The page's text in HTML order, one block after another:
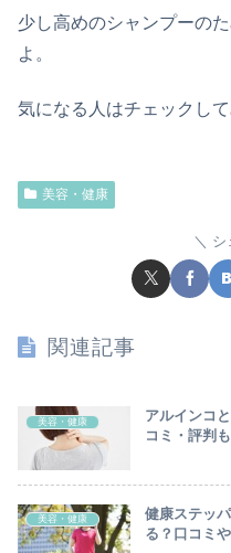
少し高めのシャンプーの
よ。
気になる人はチェックして
美容・健康
シ
関連記事
美容・健康
アルインコ
コミ・評判
美容・健康
健康ステッ
る？口コミ